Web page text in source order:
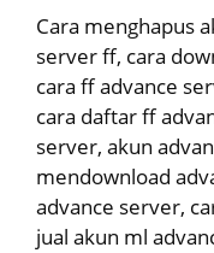
Cara menghapus
server ff, cara
cara ff advance
cara daftar ff
server, akun
mendownload
advance server,
jual akun ml